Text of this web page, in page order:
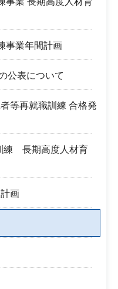
事業年間計画
公表について
等再就職訓練 合格発
練 長期高度人材育
画